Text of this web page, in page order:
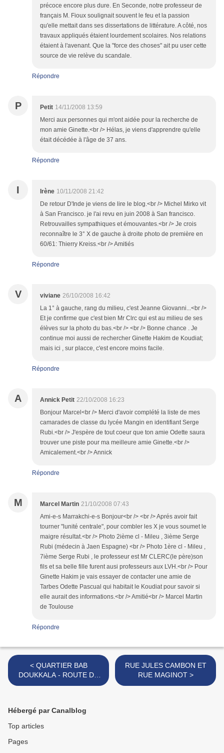
précoce encore plus dure. En Seconde, notre professeur de
français M. Fioux soulignait souvent le feu et la passion
qu'elle mettait dans ses dissertations de littérature. A côté, nos
travaux appliqués étaient lourdement scolaires. Nos relations
étaient à l'avenant. Que la "force des choses" ait pu user cette
source de vie relève du scandale.
Répondre
P Petit 14/11/2008 13:59
Merci aux personnes qui m'ont aidée pour la recherche de
mon amie Ginette.<br /> Hélas, je viens d'apprendre qu'elle
était décédée à l'âge de 37 ans.
Répondre
I Irène 10/11/2008 21:42
De retour D'Inde je viens de lire le blog.<br /> Michel Mirko vit
à San Francisco. je l'ai revu en juin 2008 à San francisco.
Retrouvailles sympathiques et émouvantes.<br /> Je crois
reconnaître le 3° X de gauche à droite photo de première en
60/61: Thierry Kreiss.<br /> Amitiés
Répondre
V viviane 26/10/2008 16:42
La 1° à gauche, rang du milieu, c'est Jeanne Giovanni...<br />
Et je confirme que c'est bien Mr Clrc qui est au milieu de ses
élèves sur la photo du bas.<br /> <br /> Bonne chance . Je
continue moi aussi de rechercher Ginette Hakim de Koudiat;
mais ici , sur placce, c'est encore moins facile.
Répondre
A Annick Petit 22/10/2008 16:23
Bonjour Marcel<br /> Merci d'avoir complété la liste de mes
camarades de classe du lycée Mangin en identifiant Serge
Rubi.<br /> J'espère de tout coeur que ton amie Odette saura
trouver une piste pour ma meilleure amie Ginette.<br />
Amicalement.<br /> Annick
Répondre
M Marcel Martin 21/10/2008 07:43
Ami-e-s Marrakchi-e-s Bonjour<br /> <br /> Aprés avoir fait
tourner "lunité centrale", pour combler les X je vous soumet le
maigre résultat.<br /> Photo 2ième cl - Mileu , 3ième Serge
Rubi (médecin à Jaen Espagne) <br /> Photo 1ère cl - Mileu ,
7ième Serge Rubi , le professeur est Mr CLERC(le père)son
fils et sa belle fille furent ausi professeurs aux LVH.<br /> Pour
Ginette Hakim je vais essayer de contacter une amie de
Tarbes Odette Pascual qui habitait le Koudiat pour savoir si
elle aurait des informations.<br /> Amitié<br /> Marcel Martin
de Toulouse
Répondre
< QUARTIER BAB
DOUKKALA - ROUTE DE
SAFI
RUE JULES CAMBON ET
RUE MAGINOT >
Hébergé par Canalblog
Top articles
Pages